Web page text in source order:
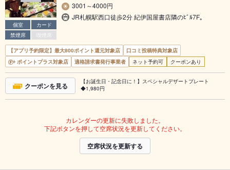
個室
カード
禁煙席
喫煙席
3001～4000円
JR札幌駅西口徒歩2分 紀伊国屋書店隣のﾋﾞﾙ7F｡
【アプリ予約限定】最大800ポイント還元対象店
口コミ投稿特典対象店
ポイントプラス対象店
適格請求書発行事業者 ネット予約可 クーポンあり
クーポンを見る
【お誕生日・記念日に！】スペシャルデザートプレート
◆1,980円
カレンダーの更新に失敗しました。
下記ボタンを押して空席状況を更新してください。
空席状況を更新する